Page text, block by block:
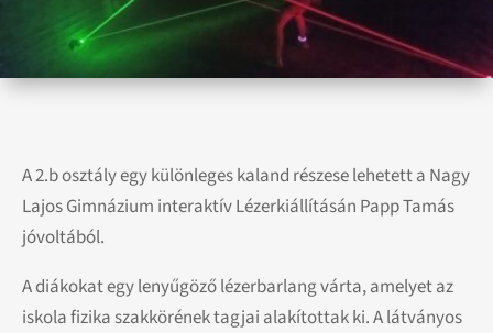
A 2.b osztály egy különleges kaland részese lehetett a Nagy
Lajos Gimnázium interaktív Lézerkiállításán Papp Tamás
jóvoltából.
A diákokat egy lenyűgöző lézerbarlang várta, amelyet az
iskola fizika szakkörének tagjai alakítottak ki. A látványos